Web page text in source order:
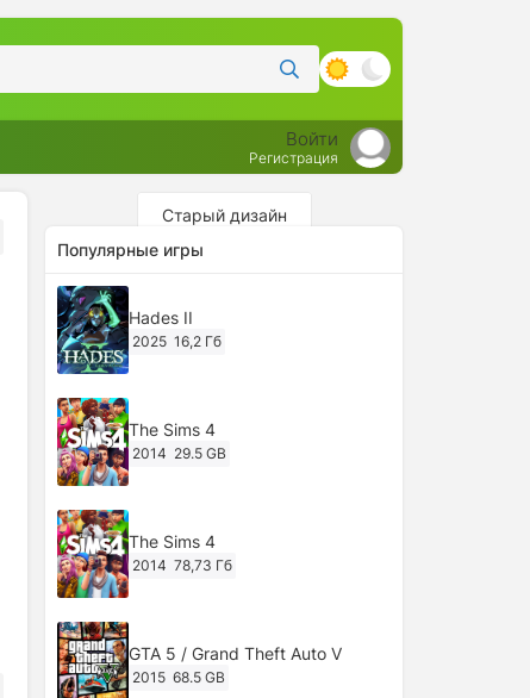
Войти
Регистрация
Старый дизайн
Популярные игры
Hades II
2025 16,2 Гб
The Sims 4
2014 29.5 GB
The Sims 4
2014 78,73 Гб
GTA 5 / Grand Theft Auto V
2015 68.5 GB